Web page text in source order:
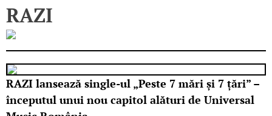
RAZI
RAZI lansează single-ul „Peste 7 mări și 7 țări” –
începutul unui nou capitol alături de Universal